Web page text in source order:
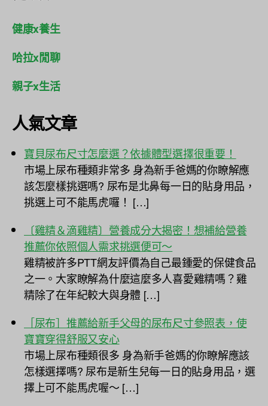
健康x養生
哈拉x閒聊
親子x生活
人氣文章
寶貝尿布尺寸怎麼選？依據體型選擇很重要！
市場上尿布種類非常多 身為新手爸媽的你瞭解應
該怎麼樣挑選嗎? 尿布是北鼻每一日的貼身用品，
挑選上可不能馬虎囉！ […]
〔雞精＆滴雞精〕營養成分大揭密！想補給營養
推薦你依照個人需求挑選便可～
雞精被許多PTT網友評價為自己最鍾愛的保健食品
之一。大家瞭解為什麼這麼多人喜愛雞精嗎？雞
精除了在年紀較大與身體 […]
［尿布］推薦給新手父母的尿布尺寸參照表，使
寶寶穿得舒服又安心
市場上尿布種類很多 身為新手爸媽的你瞭解應該
怎樣選擇嗎? 尿布是新生兒每一日的貼身用品，選
擇上可不能馬虎喔～ […]